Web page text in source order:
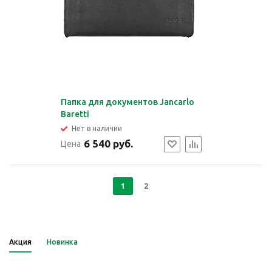
Папка для документов Jancarlo
Baretti
Нет в наличии
Цена 6 540 руб.
1 2
Акция Новинка